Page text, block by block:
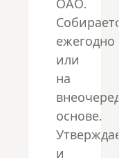
ОАО.
Собирается
ежегодно
или
на
внеочередной
основе.
Утверждает
и